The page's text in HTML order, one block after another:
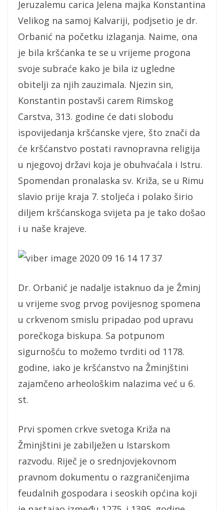
Jeruzalemu carica Jelena majka Konstantina
Velikog na samoj Kalvariji, podjsetio je dr.
Orbanić na početku izlaganja. Naime, ona
je bila kršćanka te se u vrijeme progona
svoje subraće kako je bila iz ugledne
obitelji za njih zauzimala. Njezin sin,
Konstantin postavši carem Rimskog
Carstva, 313. godine će dati slobodu
ispovijedanja kršćanske vjere, što znači da
će kršćanstvo postati ravnopravna religija
u njegovoj državi koja je obuhvaćala i Istru.
Spomendan pronalaska sv. Križa, se u Rimu
slavio prije kraja 7. stoljeća i polako širio
diljem kršćanskoga svijeta pa je tako došao
i u naše krajeve.
Dr. Orbanić je nadalje istaknuo da je Žminj
u vrijeme svog prvog povijesnog spomena
u crkvenom smislu pripadao pod upravu
porečkoga biskupa. Sa potpunom
sigurnošću to možemo tvrditi od 1178.
godine, iako je kršćanstvo na Žminjštini
zajamčeno arheološkim nalazima već u 6.
st.
Prvi spomen crkve svetoga Križa na
Žminjštini je zabilježen u Istarskom
razvodu. Riječ je o srednjovjekovnom
pravnom dokumentu o razgraničenjima
feudalnih gospodara i seoskih općina koji